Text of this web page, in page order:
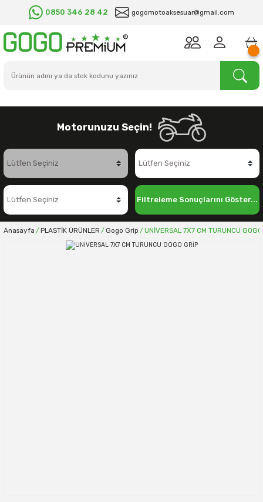
0850 346 28 42 gogomotoaksesuar@gmail.com
Motorunuzu Seçin!
Filtreleme Sonuçlarını Göster...
Anasayfa PLASTİK ÜRÜNLER Gogo Grip UNİVERSAL 7X7 CM TURUNCU